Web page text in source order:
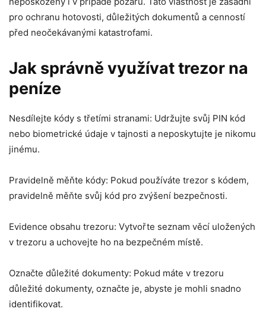
pro ochranu hotovosti, důležitých dokumentů a cenností
před neočekávanými katastrofami.
Jak správně využívat trezor na
peníze
Nesdílejte kódy s třetími stranami: Udržujte svůj PIN kód
nebo biometrické údaje v tajnosti a neposkytujte je nikomu
jinému.
Pravidelně měňte kódy: Pokud používáte trezor s kódem,
pravidelně měňte svůj kód pro zvýšení bezpečnosti.
Evidence obsahu trezoru: Vytvořte seznam věcí uložených
v trezoru a uchovejte ho na bezpečném místě.
Označte důležité dokumenty: Pokud máte v trezoru
důležité dokumenty, označte je, abyste je mohli snadno
identifikovat.